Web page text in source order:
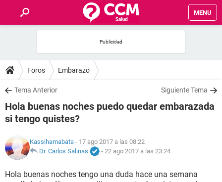
MENU
FOROS
SALUD
FAMILIA
NUTRICIÓN
Foros Embarazo
Tema Anterior Siguiente Tema
Hola buenas noches puedo quedar embarazada
si tengo quistes?
Kassihamabata - 17 ago 2017 a las 08:22
Dr. Carlos Salinas
- 22 ago 2017 a las 23:24
Hola buenas noches tengo una duda hace una semana